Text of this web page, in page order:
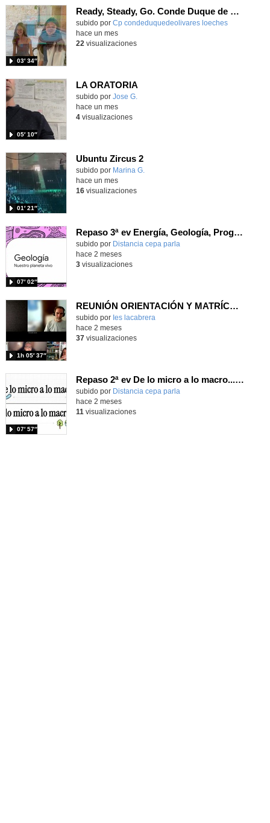
Ready, Steady, Go. Conde Duque de Olivares
Contenido educativo.
subido por Cp condeduquedeolivares loeches
03′ 34″
-
hace un mes
22 visualizaciones
LA ORATORIA
Contenido educativo.
subido por Jose G.
05′ 10″
hace un mes
4visualizaciones
Ubuntu Zircus 2- Contenido educativo
Contenido educativo.
subido por Marina G.
01′ 21″
hace un mes
16visualizaciones
Repaso 3ª ev Energía, Geología, Programación y Digitalización
Contenido educativo.
subido por Distancia cepa parla
07′ 02″
hace 2 meses
3visualizaciones
REUNIÓN ORIENTACIÓN Y MATRÍCULA para alumnado de 6º a 1º ESO
Contenido educativo.
subido por Ies lacabrera
1h 05′ 37″
hace 2 meses
37visualizaciones
Repaso 2ª ev De lo micro a lo macro...Célula, Cuerpo humano y Ecología
Contenido educativo.
subido por Distancia cepa parla
07′ 57″
hace 2 meses
11 visualizaciones